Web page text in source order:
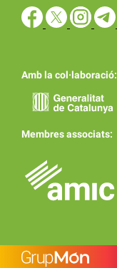
Amb la col·laboració:
Membres associats: